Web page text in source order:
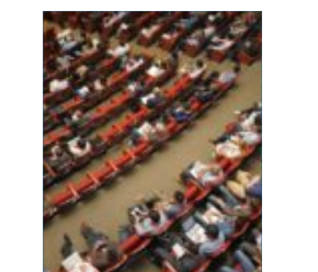
logistisk utmaning att
hantera. Här kommer en
begravning...